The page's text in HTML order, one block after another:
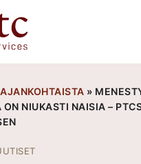
AJANKOHTAISTA »
NIUKASTI NAISIA –